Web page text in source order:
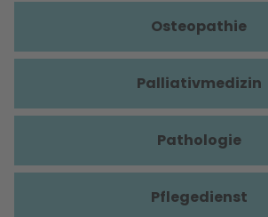
Osteopathie
Palliativmedizin
Pathologie
Pflegedienst